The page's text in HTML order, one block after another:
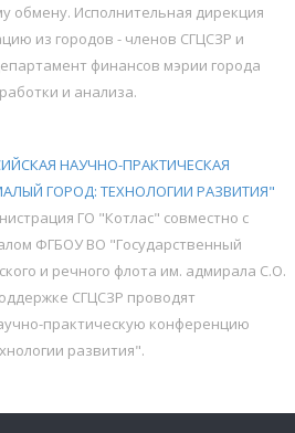
обмену. Исполнительная дирекция
из городов - членов СГЦСЗР и
финансов мэрии города
и анализа.
НАУЧНО-ПРАКТИЧЕСКАЯ
ГОРОД: ТЕХНОЛОГИИ РАЗВИТИЯ"
ГО "Котлас" совместно с
ФГБОУ ВО "Государственный
и речного флота им. адмирала С.О.
СГЦСЗР проводят
практическую конференцию
развития".